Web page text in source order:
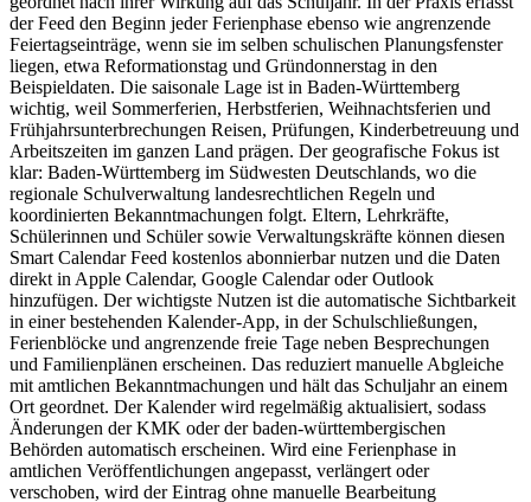
der Feed den Beginn jeder Ferienphase ebenso wie angrenzende
Feiertagseinträge, wenn sie im selben schulischen Planungsfenster
liegen, etwa Reformationstag und Gründonnerstag in den
Beispieldaten. Die saisonale Lage ist in Baden-Württemberg
wichtig, weil Sommerferien, Herbstferien, Weihnachtsferien und
Frühjahrsunterbrechungen Reisen, Prüfungen, Kinderbetreuung und
Arbeitszeiten im ganzen Land prägen. Der geografische Fokus ist
klar: Baden-Württemberg im Südwesten Deutschlands, wo die
regionale Schulverwaltung landesrechtlichen Regeln und
koordinierten Bekanntmachungen folgt. Eltern, Lehrkräfte,
Schülerinnen und Schüler sowie Verwaltungskräfte können diesen
Smart Calendar Feed kostenlos abonnierbar nutzen und die Daten
direkt in Apple Calendar, Google Calendar oder Outlook
hinzufügen. Der wichtigste Nutzen ist die automatische Sichtbarkeit
in einer bestehenden Kalender-App, in der Schulschließungen,
Ferienblöcke und angrenzende freie Tage neben Besprechungen
und Familienplänen erscheinen. Das reduziert manuelle Abgleiche
mit amtlichen Bekanntmachungen und hält das Schuljahr an einem
Ort geordnet. Der Kalender wird regelmäßig aktualisiert, sodass
Änderungen der KMK oder der baden-württembergischen
Behörden automatisch erscheinen. Wird eine Ferienphase in
amtlichen Veröffentlichungen angepasst, verlängert oder
verschoben, wird der Eintrag ohne manuelle Bearbeitung